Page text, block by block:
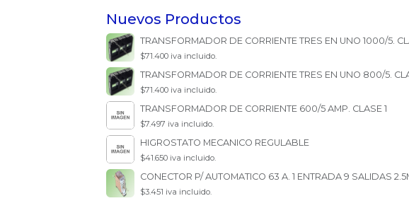
Nuevos Productos
TRANSFORMADOR DE CORRIENTE TRES EN UNO 1000/5.
$71.400 iva incluido.
TRANSFORMADOR DE CORRIENTE TRES EN UNO 800/5.
$71.400 iva incluido.
TRANSFORMADOR DE CORRIENTE 600/5 AMP. CLASE 1
$7.497 iva incluido.
HIGROSTATO MECANICO REGULABLE
$41.650 iva incluido.
CONECTOR P/ AUTOMATICO 63 A. 1 ENTRADA 9 SALIDAS
$3.451 iva incluido.